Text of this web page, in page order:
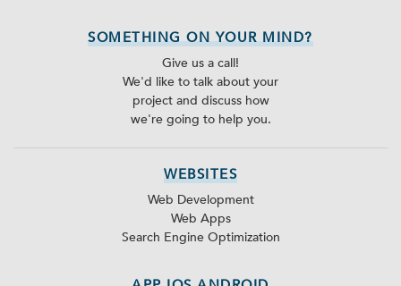
SOMETHING ON YOUR MIND?
Give us a call!
We'd like to talk about your
project and discuss how
we're going to help you.
WEBSITES
Web Development
Web Apps
Search Engine Optimization